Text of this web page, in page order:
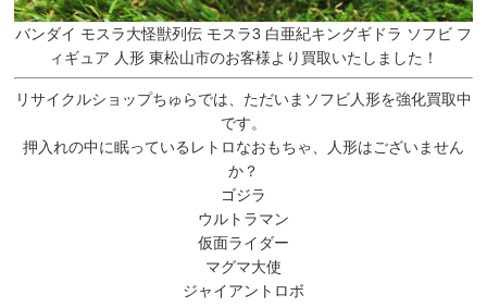
バンダイ モスラ大怪獣列伝 モスラ3 白亜紀キングギドラ ソフビ フ
ィギュア 人形 東松山市のお客様より買取いたしました！
リサイクルショップちゅらでは、ただいまソフビ人形を強化買取中
です。
押入れの中に眠っているレトロなおもちゃ、人形はございません
か？
ゴジラ
ウルトラマン
仮面ライダー
マグマ大使
ジャイアントロボ